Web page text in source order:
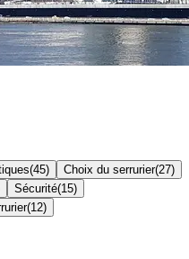
(45) Choix du serrurier(27)
Sécurité(15)
(12)